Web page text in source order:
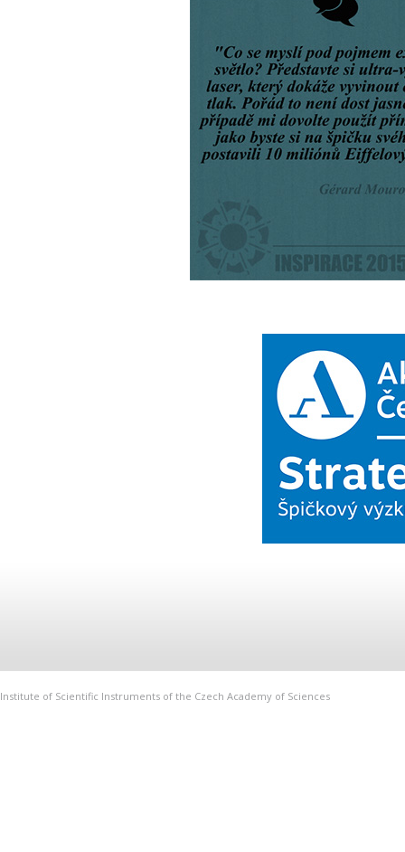
Institute of Scientific Instruments of the Czech Academy of Sciences